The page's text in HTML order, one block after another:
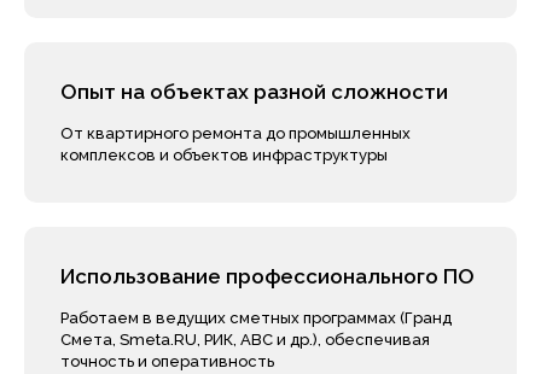
Опыт на объектах разной сложности
От квартирного ремонта до промышленных
комплексов и объектов инфраструктуры
Использование профессионального ПО
Работаем в ведущих сметных программах (Гранд
Смета, Smeta.RU, РИК, АВС и др.), обеспечивая
точность и оперативность